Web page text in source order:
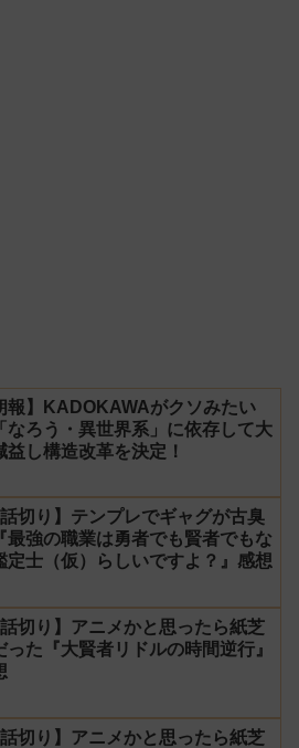
報】KADOKAWAがクソみたい
なろう・異世界系」に依存して大
益し構造改革を決定！
話切り】テンプレでギャグが古臭
最強の職業は勇者でも賢者でもな
定士（仮）らしいですよ？』感想
話切り】アニメかと思ったら紙芝
った『大賢者リドルの時間逆行』
話切り】アニメかと思ったら紙芝